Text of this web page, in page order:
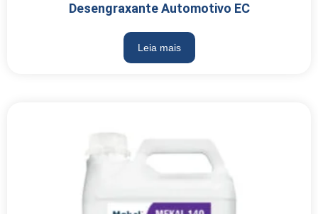
Desengraxante Automotivo EC
Leia mais